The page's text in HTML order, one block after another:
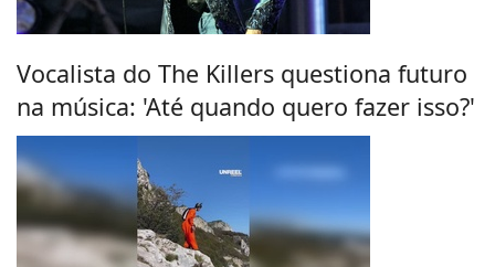
Vocalista do The Killers questiona futuro
na música: 'Até quando quero fazer isso?'